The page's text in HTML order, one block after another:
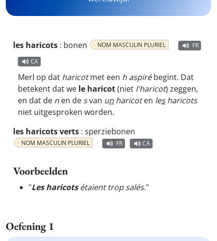
les haricots : bonen NOM MASCULIN PLURIEL
FR
CA
Merl op dat haricotmet een h aspirébegint. Dat
betekent dat we le haricot(niet l'haricot) zeggen,
en dat de n en de svan un haricoten lesharicots
niet uitgesproken worden.
les haricots verts : sperziebonen
NOM MASCULIN PLURIEL FR CA
Voorbeelden
"Les haricotsétaient trop salés."
Oefening 1